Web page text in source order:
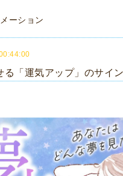
ーション
る「運気アップ」のサイ